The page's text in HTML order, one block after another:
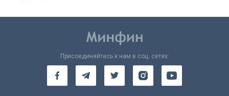
Присоединяйтесь к нам в соц. сетях: